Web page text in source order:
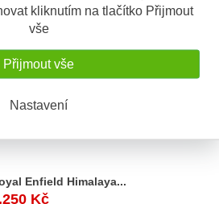
kliknutím na tlačítko Přijmout
vše
Přijmout vše
Nastavení
neoprenové
Enfield Himalaya...
Kč